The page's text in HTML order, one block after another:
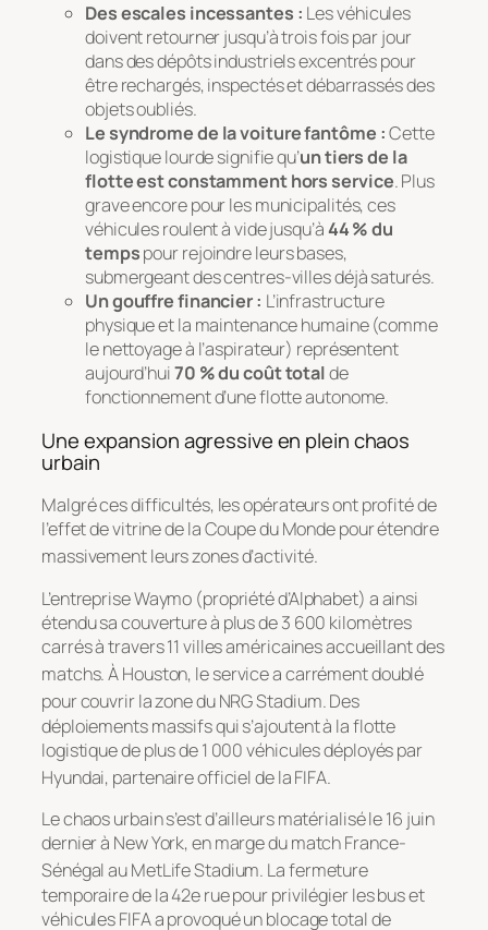
Des escales incessantes : Les véhicules
doivent retourner jusqu’à trois fois par jour
dans des dépôts industriels excentrés pour
être rechargés, inspectés et débarrassés des
objets oubliés.
Le syndrome de la voiture fantôme :Cette
logistique lourde signifie qu’un tiers de la
flotte est constamment hors service. Plus
grave encore pour les municipalités, ces
véhicules roulent à vide jusqu’à44 % du
tempspour rejoindre leurs bases,
submergeant des centres-villes déjà saturés.
Un gouffre financier : L’infrastructure
physique et la maintenance humaine (comme
le nettoyage à l’aspirateur) représentent
aujourd’hui70 % du coût totalde
fonctionnement d’une flotte autonome.
Une expansion agressive en plein chaos
urbain
Malgré ces difficultés, les opérateurs ont profité de
l’effet de vitrine de la Coupe du Monde pour étendre
massivement leurs zones d’activité.
L’entreprise Waymo (propriété d’Alphabet) a ainsi
étendu sa couverture à plus de 3 600 kilomètres
carrés à travers 11 villes américaines accueillant des
matchs. À Houston, le service a carrément doublé
pour couvrir la zone du NRG Stadium. Des
déploiements massifs qui s’ajoutent à la flotte
logistique de plus de 1 000 véhicules déployés par
Hyundai, partenaire officiel de la FIFA.
Le chaos urbain s’est d’ailleurs matérialisé le 16 juin
dernier à New York, en marge du match France-
Sénégal au MetLife Stadium. La fermeture
temporaire de la 42e rue pour privilégier les bus et
véhicules FIFA a provoqué un blocage total de